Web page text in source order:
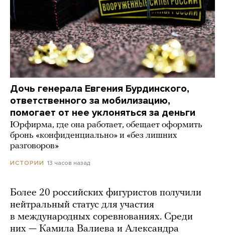
Дочь генерала Евгения Бурдинского,
ответственного за мобилизацию,
помогает от нее уклоняться за деньги
Юрфирма, где она работает, обещает оформить
бронь «конфиденциально» и «без лишних
разговоров»
ИСТОРИИ 13 часов назад
Более 20 российских фигуристов получили
нейтральный статус для участия
в международных соревнованиях. Среди
них — Камила Валиева и Александра